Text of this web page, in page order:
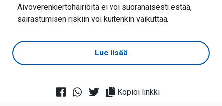
Aivoverenkiertohäiriöitä ei voi suoranaisesti estää,
sairastumisen riskiin voi kuitenkin vaikuttaa.
Lue lisää
Kopioi linkki